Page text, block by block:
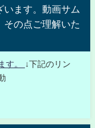
います。動画サム
その点ご理解いた
す。
↓下記のリン